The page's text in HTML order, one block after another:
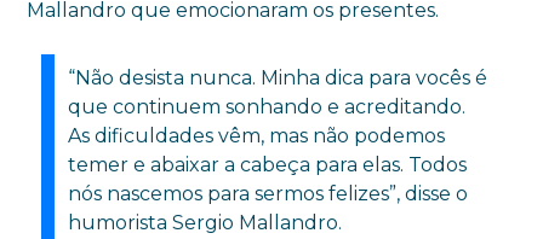
Mallandro que emocionaram os presentes.
“Não desista nunca. Minha dica para vocês é
que continuem sonhando e acreditando.
As dificuldades vêm, mas não podemos
temer e abaixar a cabeça para elas. Todos
nós nascemos para sermos felizes”, disse o
humorista Sergio Mallandro.